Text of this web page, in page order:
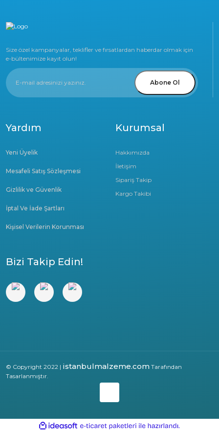
Size özel kampanyalar, teklifler ve fırsatlardan haberdar olmak için
e-bültenimize kayıt olun!
Abone Ol
Kurumsal
Hakkımızda
İletişim
Sipariş Takip
Kargo Takibi
Yardım
Yeni Üyelik
Mesafeli Satış Sözleşmesi
Gizlilik ve Güvenlik
İptal Ve İade Şartları
Kişisel Verilerin Korunması
Bizi Takip Edin!
© Copyright 2022 | istanbulmalzeme.com Tarafından
Tasarlanmıştır.
ideasoft
e-